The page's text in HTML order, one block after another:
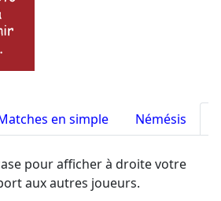
en simple Némésis
pour afficher à droite votre
aux autres joueurs.